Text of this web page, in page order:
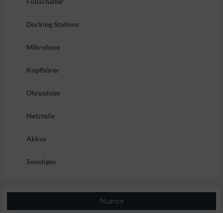
Docking Stations
Mikrofone
Kopfhörer
Ohrpolster
Netzteile
Akkus
Sonstiges
Nuance